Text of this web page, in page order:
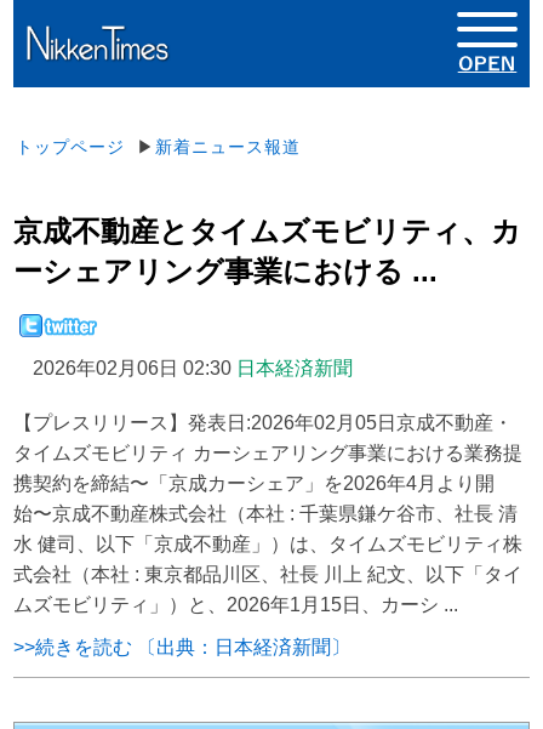
トップページ ▶ 新着ニュース報道
京成不動産とタイムズモビリティ、カ
ーシェアリング事業における ...
2026年02月06日 02:30 日本経済新聞
【プレスリリース】発表日:2026年02月05日京成不動産・
タイムズモビリティ カーシェアリング事業における業務提
携契約を締結〜「京成カーシェア」を2026年4月より開
始〜京成不動産株式会社（本社 : 千葉県鎌ケ谷市、社長 清
水 健司、以下「京成不動産」）は、タイムズモビリティ株
式会社（本社 : 東京都品川区、社長 川上 紀文、以下「タイ
ムズモビリティ」）と、2026年1月15日、カーシ ...
>>続きを読む 〔出典：日本経済新聞〕